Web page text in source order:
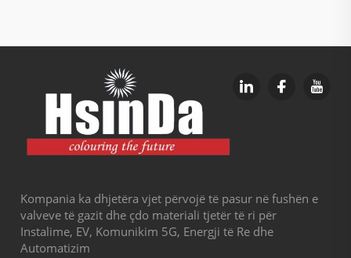
Kompania ka dhjetëra vjet përvojë të pasur në fushën e
valveve të gazit dhe çdo materiali tjetër të ri për
Instalime, EV, Komunikim 5G, Energji të Re dhe
Automatizim